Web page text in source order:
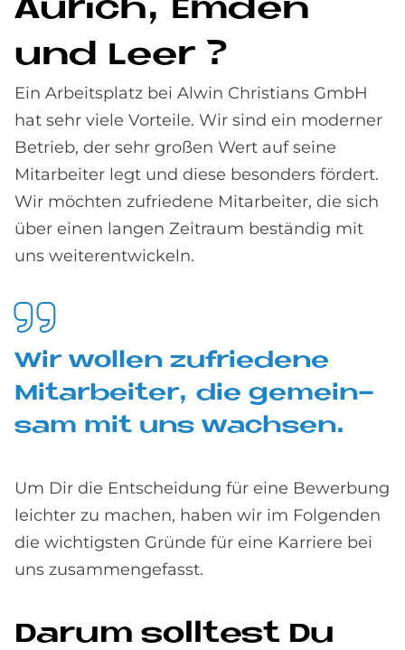
Au­rich, Em­den
und Leer ?
Ein Arbeitsplatz bei Alwin Christians GmbH
hat sehr viele Vorteile. Wir sind ein moderner
Betrieb, der sehr großen Wert auf seine
Mitarbeiter legt und diese besonders fördert.
Wir möchten zufriedene Mitarbeiter, die sich
über einen langen Zeitraum beständig mit
uns weiterentwickeln.
Wir wol­len zu­frie­de­ne
Mit­ar­bei­ter, die ge­mein­
sam mit uns wach­sen.
Um Dir die Entscheidung für eine Bewerbung
leichter zu machen, haben wir im Folgenden
die wichtigsten Gründe für eine Karriere bei
uns zusammengefasst.
Dar­um soll­test Du